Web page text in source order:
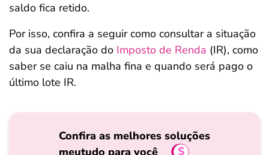
saldo fica retido.
Por isso, confira a seguir como consultar a situação
da sua declaração do Imposto de Renda (IR), como
saber se caiu na malha fina e quando será pago o
último lote IR.
Confira as melhores soluções
meutudo para você